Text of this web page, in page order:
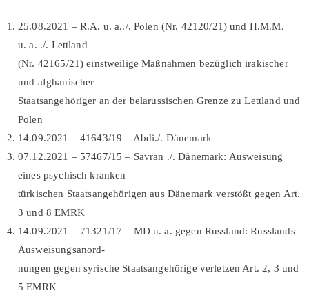
25.08.2021 – R.A. u. a../. Polen (Nr. 42120/21) und H.M.M.
u. a. ./. Lettland
(Nr. 42165/21) einstweilige Maßnahmen bezüglich irakischer
und afghanischer
Staatsangehöriger an der belarussischen Grenze zu Lettland und
Polen
14.09.2021 – 41643/19 – Abdi./. Dänemark
07.12.2021 – 57467/15 – Savran ./. Dänemark: Ausweisung
eines psychisch kranken
türkischen Staatsangehörigen aus Dänemark verstößt gegen Art.
3 und 8 EMRK
14.09.2021 – 71321/17 – MD u. a. gegen Russland: Russlands
Ausweisungsanord-
nungen gegen syrische Staatsangehörige verletzen Art. 2, 3 und
5 EMRK